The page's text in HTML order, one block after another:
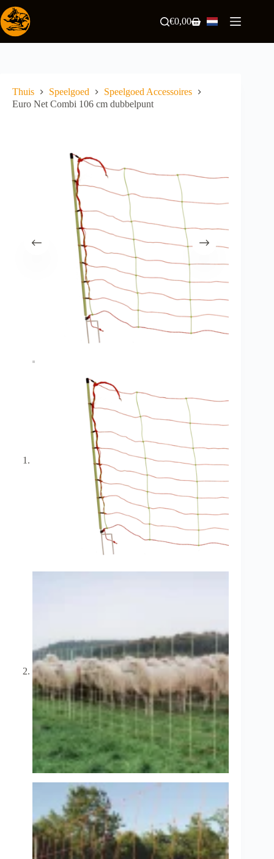
naar
de
inhoud
Winkelwagen
€0,00
Thuis Speelgoed
Speelgoed Accessoires
Euro Net Combi 106 cm dubbelpunt